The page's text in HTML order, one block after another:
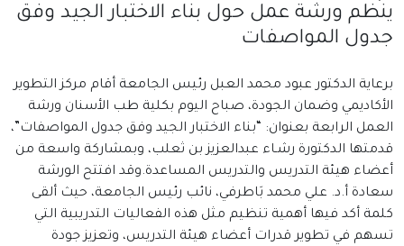
ينظم ورشة عمل حول بناء الاختبار الجيد وفق
جدول المواصفات
برعاية الدكتور عبود محمد العبل رئيس الجامعة أقام مركز التطوير
الأكاديمي وضمان الجودة، صباح اليوم بكلية طب الأسنان ورشة
العمل الرابعة بعنوان: “بناء الاختبار الجيد وفق جدول المواصفات”،
قدمتها الدكتورة رشـاء عبدالعزيز بن ثعلب، وبمشاركة واسعة من
أعضاء هيئة التدريس والتدريس المساعدة.وقد افتتح الورشة
سعادة أ.د. علي محمد بَاطرفي، نائب رئيس الجامعة، حيث ألقى
كلمة أكد فيها أهمية تنظيم مثل هذه الفعاليات التدريبية التي
تسهم في تطوير قدرات أعضاء هيئة التدريس، وتعزيز جودة